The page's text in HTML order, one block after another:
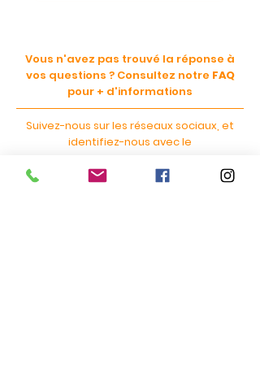
Vous n'avez pas trouvé la réponse à
vos questions ? Consultez notre FAQ
pour + d'informations
Suivez-nous sur les réseaux sociaux, et
identifiez-nous avec le
et tentez de gagner une escapade en